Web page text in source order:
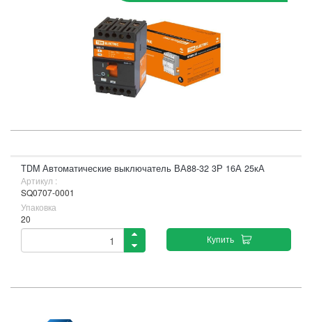
TDM Автоматические выключатель ВА88-32 3Р 16А 25кА
Артикул :
SQ0707-0001
Упаковка
20
Купить